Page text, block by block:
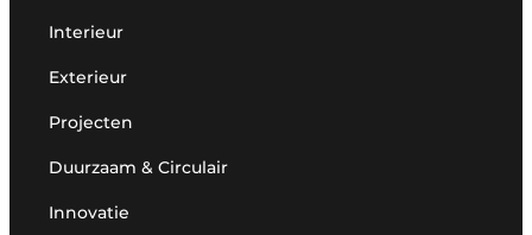
Interieur
Exterieur
Projecten
Duurzaam & Circulair
Innovatie